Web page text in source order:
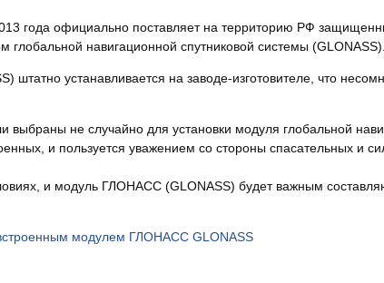
года официально поставляет на территорию РФ
навигационной спутниковой системы (GLONASS).
устанавливается на заводе-изготовителе, что
не случайно для установки модуля глобальной
и пользуется уважением со стороны спасательных и
и модуль ГЛОНАСС (GLONASS) будет важным
модулем ГЛОНАСС GLONASS